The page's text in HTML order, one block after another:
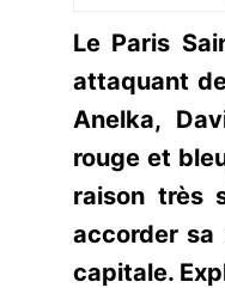
Le Paris
attaquant
Anelka,
rouge et
raison très
accorder sa
capitale.